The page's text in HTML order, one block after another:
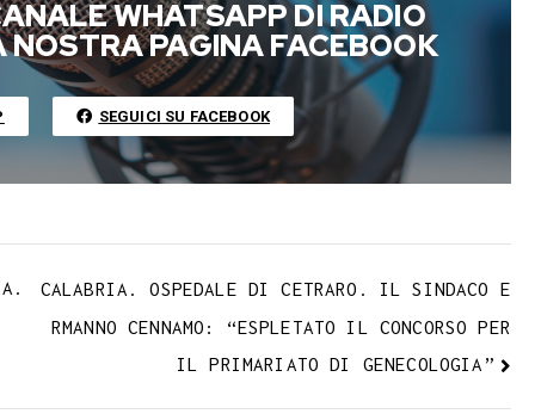
l
L
i
n
k
WHATSAPP DI RADIO
NOSTRA PAGINA FACEBOOK
SEGUICI SU FACEBOOK
CALABRIA. OSPEDALE DI CETRARO. IL SINDACO E
RMANNO CENNAMO: “ESPLETATO IL CONCORSO PER
IL PRIMARIATO DI GENECOLOGIA”